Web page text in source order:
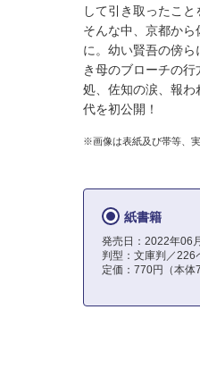
して引き取ったこ
そんな中、京都か
に。幼い賢吾の傍
き母のブローチの
処、佐知の涙、報
代を初公開！
※画像は表紙及び帯等、
紙書籍
発売日：2022年06
判型：文庫判／226
定価：770円（本体